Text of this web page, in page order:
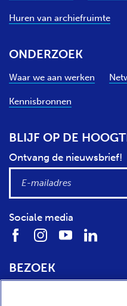
Huren van archiefruimte
ONDERZOEK
Waar we aan werken
Kennisbronnen
BLIJF OP DE
Ontvang de nieuwsbrief!
Sociale media
BEZOEK